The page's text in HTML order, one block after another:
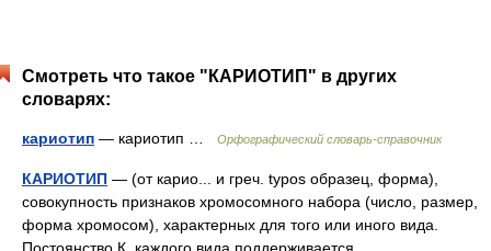
Смотреть что такое "КАРИОТИП" в других
словарях:
кариотип — кариотип … Орфографический словарь-справочник
КАРИОТИП — (от карио... и греч. typos образец, форма),
совокупность признаков хромосомного набора (число, размер,
форма хромосом), характерных для того или иного вида.
Постоянство К. каждого вида поддерживается